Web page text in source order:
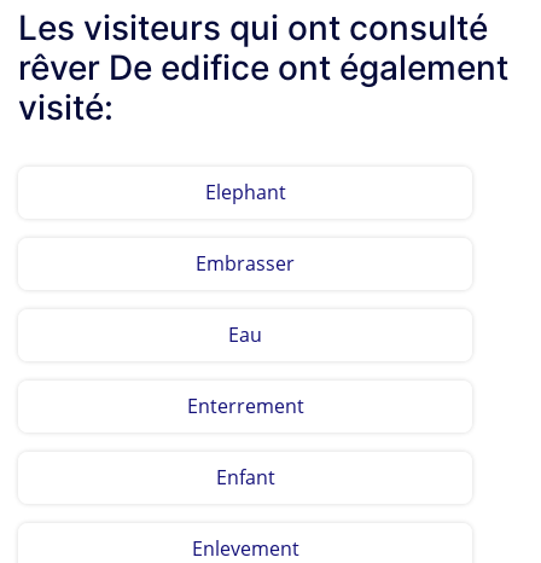
Les visiteurs qui ont consulté
rêver De edifice ont également
visité:
Elephant
Embrasser
Eau
Enterrement
Enfant
Enlevement